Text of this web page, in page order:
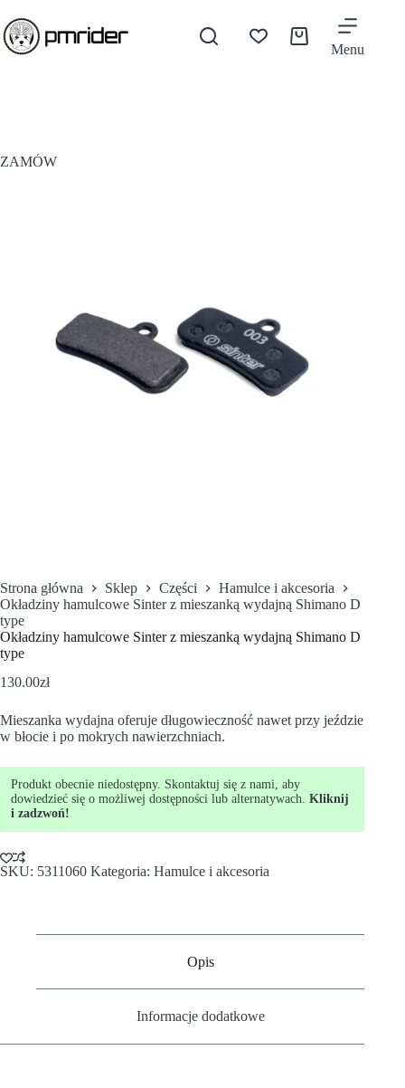
Menu
ZAMÓW
Strona główna Sklep Części
Hamulce i akcesoria
Okładziny hamulcowe Sinter z mieszanką wydajną Shimano D
type
Okładziny hamulcowe Sinter z mieszanką wydajną Shimano D
type
130.00zł
Mieszanka wydajna oferuje długowieczność nawet przy jeździe
w błocie i po mokrych nawierzchniach.
Produkt obecnie niedostępny. Skontaktuj się z nami, aby
dowiedzieć się o możliwej dostępności lub alternatywach. Kliknij
i zadzwoń!
SKU: 5311060 Kategoria: Hamulce i akcesoria
Opis
Informacje dodatkowe